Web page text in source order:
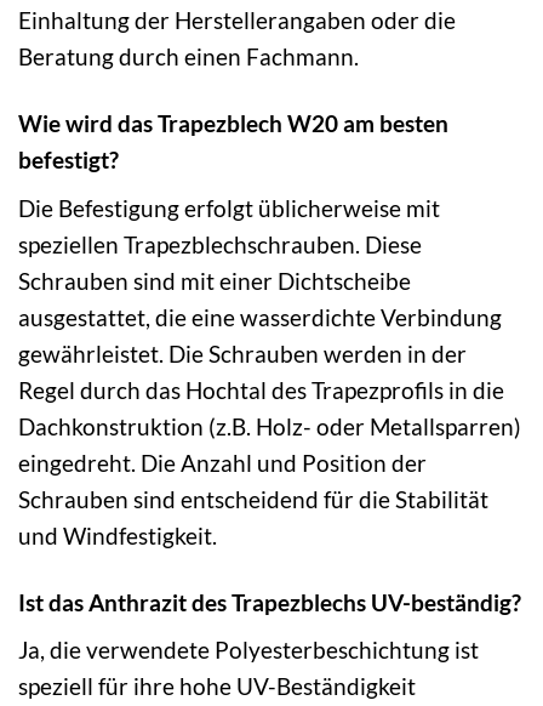
Einhaltung der Herstellerangaben oder die
Beratung durch einen Fachmann.
Wie wird das Trapezblech W20 am besten
befestigt?
Die Befestigung erfolgt üblicherweise mit
speziellen Trapezblechschrauben. Diese
Schrauben sind mit einer Dichtscheibe
ausgestattet, die eine wasserdichte Verbindung
gewährleistet. Die Schrauben werden in der
Regel durch das Hochtal des Trapezprofils in die
Dachkonstruktion (z.B. Holz- oder Metallsparren)
eingedreht. Die Anzahl und Position der
Schrauben sind entscheidend für die Stabilität
und Windfestigkeit.
Ist das Anthrazit des Trapezblechs UV-beständig?
Ja, die verwendete Polyesterbeschichtung ist
speziell für ihre hohe UV-Beständigkeit